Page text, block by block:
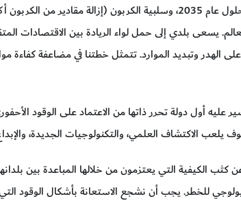
تضع فنلندا نصب عينيها هدف تحقيق الحياد المناخي بحلول عام 2035،
يسعى بلدي إلى حمل لواء الريادة بين
الهدر وتبديد الموارد. تتمثل خطتنا في مضاعفة كفاءة
أول دولة تحرر ذاتها من الاعتماد على الوقود
الاكتشاف العلمي، والتكنولوجيات الجديدة،
كثب الكيفية التي يعتزمون من خلالها المباعدة بين
للخطر. يجب أن نشجع الاستعانة بأشكال الوقود